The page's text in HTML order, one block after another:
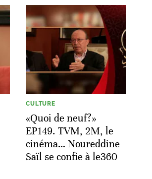
CULTURE
«Quoi de neuf?»
EP149. TVM, 2M, le
cinéma… Noureddine
Saïl se confie à le360